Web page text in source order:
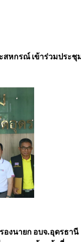
สหกรณ์ เข้าร่วมประชุ
องนายก อบจ.อุดรธานี